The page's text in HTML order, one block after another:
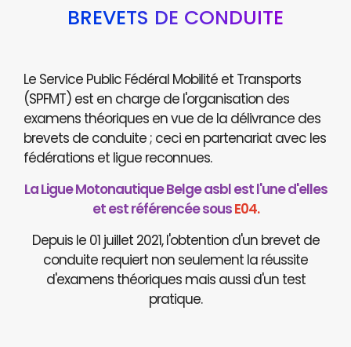
BREVETS DE CONDUITE
Le Service Public Fédéral Mobilité et Transports
(SPFMT) est en charge de l'organisation des
examens théoriques en vue de la délivrance des
brevets de conduite ; ceci en partenariat avec les
fédérations et ligue reconnues.
La Ligue Motonautique Belge asbl est l'une d'elles
et est référencée sousE04.
Depuis le 01 juillet 2021, l'obtention d'un brevet de
conduite requiert non seulement la réussite
d'examens théoriques mais aussi d'un test
pratique.